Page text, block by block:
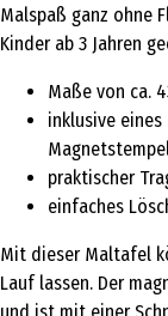
Malspaß ganz ohne
Kinder ab 3 Jahren
Maße von ca.
inklusive
praktischer
einfaches
Mit dieser Maltafel
Lauf lassen. Der